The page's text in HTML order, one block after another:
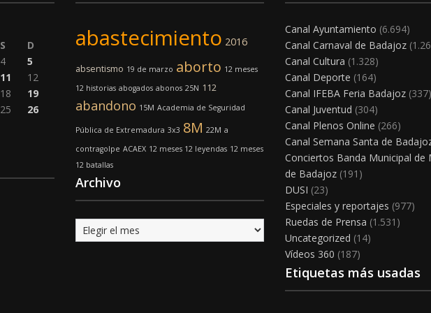
S
D
4
5
11
12
18
19
25
26
abastecimiento 2016
absentismo 19 de marzo aborto 12 meses
12 historias abogados abonos 25N 112
abandono 15M Academia de Seguridad
Pública de Extremadura 3x3 8M 22M a
contragolpe ACAEX 12 meses 12 leyendas 12 meses
12 batallas
Archivo
Archivo
Canal Ayuntamiento (6.694)
Canal Carnaval de Badajoz
Canal Cultura (1.328)
Canal Deporte (164)
Canal IFEBA Feria Badajoz (337)
Canal Juventud (304)
Canal Plenos Online (266)
Canal Semana Santa de
Conciertos Banda Municipal de
de Badajoz (191)
DUSI (23)
Especiales y reportajes (977)
Ruedas de Prensa (1.531)
Uncategorized (14)
Vídeos 360 (187)
Etiquetas más usadas